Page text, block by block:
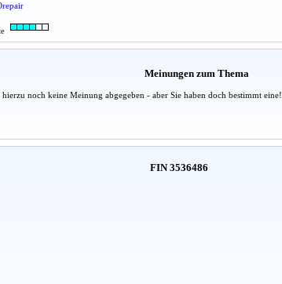
Meinungen zum Thema
noch keine Meinung abgegeben - aber Sie haben doch bestimmt eine!
FIN 3536486